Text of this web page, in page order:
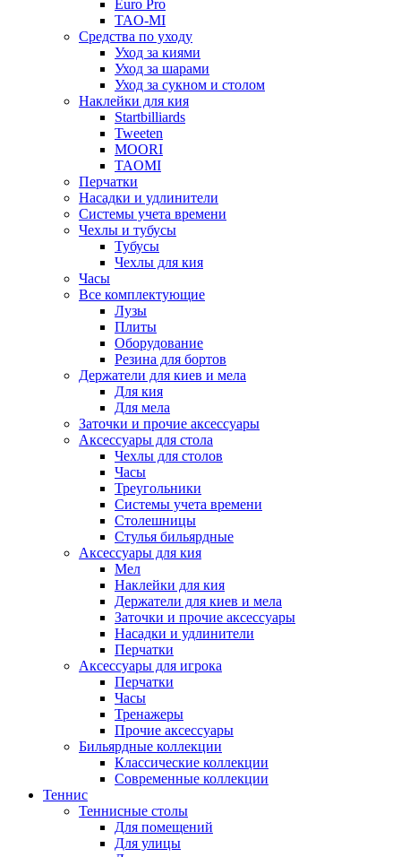
Euro Pro
TAO-MI
Средства по уходу
Уход за киями
Уход за шарами
Уход за сукном и столом
Наклейки для кия
Startbilliards
Tweeten
MOORI
TAOMI
Перчатки
Насадки и удлинители
Системы учета времени
Чехлы и тубусы
Тубусы
Чехлы для кия
Часы
Все комплектующие
Лузы
Плиты
Оборудование
Резина для бортов
Держатели для киев и мела
Для кия
Для мела
Заточки и прочие аксессуары
Аксессуары для стола
Чехлы для столов
Часы
Треугольники
Системы учета времени
Столешницы
Стулья бильярдные
Аксессуары для кия
Мел
Наклейки для кия
Держатели для киев и мела
Заточки и прочие аксессуары
Насадки и удлинители
Перчатки
Аксессуары для игрока
Перчатки
Часы
Тренажеры
Прочие аксессуары
Бильярдные коллекции
Классические коллекции
Современные коллекции
Теннис
Теннисные столы
Для помещений
Для улицы